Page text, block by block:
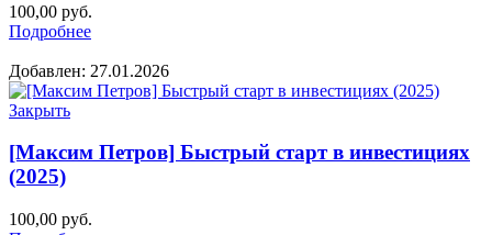
100,00 руб.
Подробнее
Добавлен: 27.01.2026
Закрыть
[Максим Петров] Быстрый старт в инвестициях
(2025)
100,00 руб.